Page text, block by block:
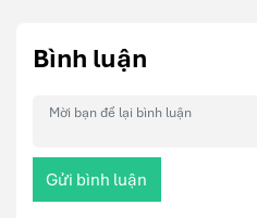
Bình luận
Gửi bình luận